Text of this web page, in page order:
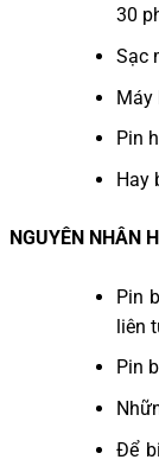
30
Sạc
Máy
Pin
Hay
NGUYÊN NHÂN
Pin
liên
Pin
Để